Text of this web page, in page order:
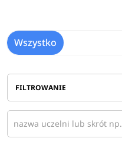
Wszystko
FILTROWANIE